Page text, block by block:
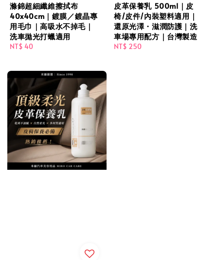
滌錦超細纖維擦拭布
40x40cm｜鍍膜／鍍晶專
用毛巾｜高吸水不掉毛｜
洗車拋光打蠟適用
Regular
NT$ 40
皮革保養乳 500ml｜皮
椅/皮件/內裝塑料適用｜
還原光澤・滋潤防護｜洗
車場專用配方｜台灣製造
Regular
NT$ 250